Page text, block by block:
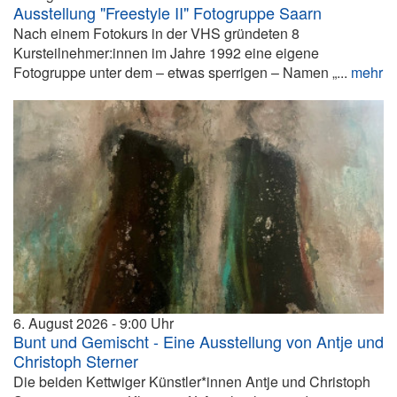
Ausstellung "Freestyle II" Fotogruppe Saarn
Nach einem Fotokurs in der VHS gründeten 8
Kursteilnehmer:innen im Jahre 1992 eine eigene
Fotogruppe unter dem – etwas sperrigen – Namen „... mehr
6. August 2026 9:00
Bunt und Gemischt - Eine Ausstellung von Antje und
Christoph Sterner
Die beiden Kettwiger Künstler*innen Antje und Christoph